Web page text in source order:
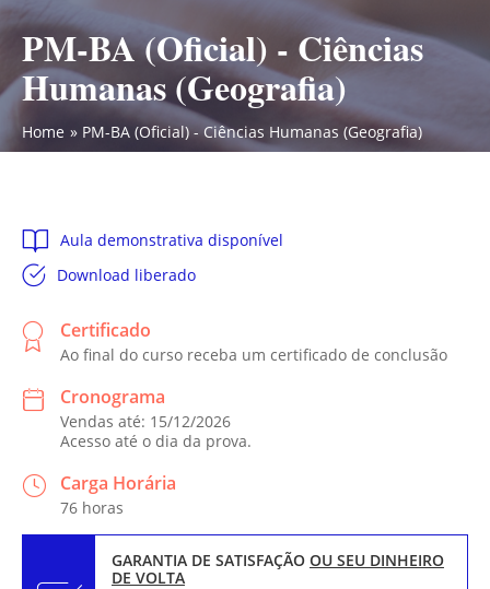
PM-BA (Oficial) - Ciências
Humanas (Geografia)
Home PM-BA (Oficial) - Ciências Humanas (Geografia)
Aula demonstrativa disponível
Download liberado
Certificado
Ao final do curso receba um certificado de conclusão
Cronograma
Vendas até: 15/12/2026
Acesso até o dia da prova.
Carga Horária
76 horas
GARANTIA DE SATISFAÇÃO OU SEU DINHEIRO
DE VOLTA